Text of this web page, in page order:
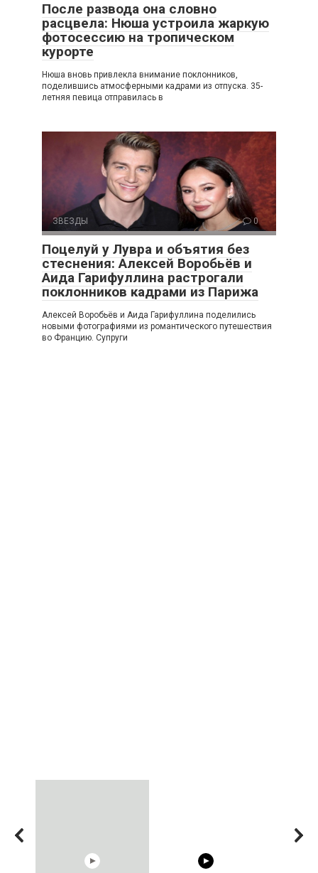
После развода она словно
расцвела: Нюша устроила жаркую
фотосессию на тропическом
курорте
Нюша вновь привлекла внимание поклонников,
поделившись атмосферными кадрами из отпуска. 35-
летняя певица отправилась в
ЗВЕЗДЫ 0
Поцелуй у Лувра и объятия без
стеснения: Алексей Воробьёв и
Аида Гарифуллина растрогали
поклонников кадрами из Парижа
Алексей Воробьёв и Аида Гарифуллина поделились
новыми фотографиями из романтического путешествия
во Францию. Супруги